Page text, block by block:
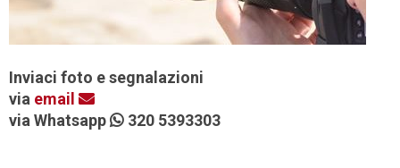
Inviaci foto e segnalazioni
via email
via Whatsapp
320 5393303